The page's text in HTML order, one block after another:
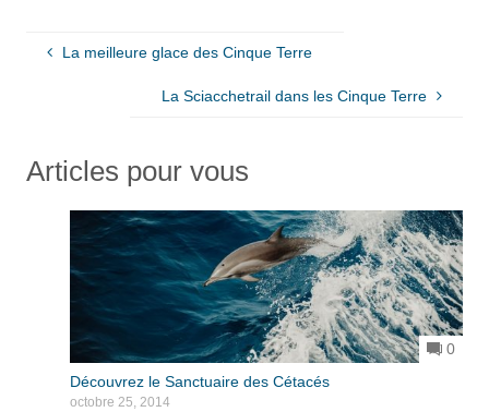
La meilleure glace des Cinque Terre
La Sciacchetrail dans les Cinque Terre
Articles pour vous
0
Découvrez le Sanctuaire des Cétacés
octobre 25, 2014